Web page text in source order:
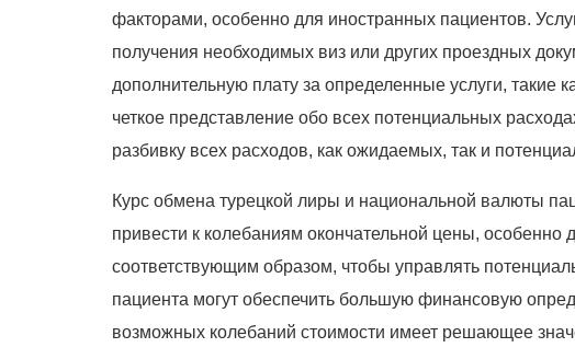
факторами, особенно для иностранных пациентов.
получения необходимых виз или других проездных
дополнительную плату за определенные услуги,
четкое представление обо всех потенциальных
разбивку всех расходов, как ожидаемых, так и
Курс обмена турецкой лиры и национальной валюты
привести к колебаниям окончательной цены,
соответствующим образом, чтобы управлять
пациента могут обеспечить большую финансовую
возможных колебаний стоимости имеет решающее